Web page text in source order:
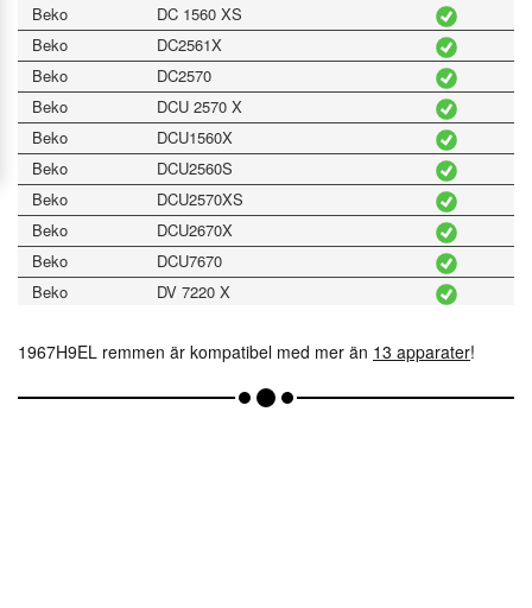
Beko
DC 1560 XS
Beko
DC2561X
Beko
DC2570
Beko
DCU 2570 X
Beko
DCU1560X
Beko
DCU2560S
Beko
DCU2570XS
Beko
DCU2670X
Beko
DCU7670
Beko
DV 7220 X
Beko
DV1560X
1967H9EL remmen är kompatibel med mer än 13 apparater!